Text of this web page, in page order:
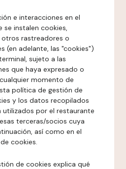
e interacciones en el
se instalen cookies,
rastreadores o
(en adelante, las "cookies")
sujeto a las
que haya expresado o
momento de
política de gestión de
y los datos recopilados
por el restaurante
terceras/socios cuya
así como en el
cookies.
de cookies explica qué